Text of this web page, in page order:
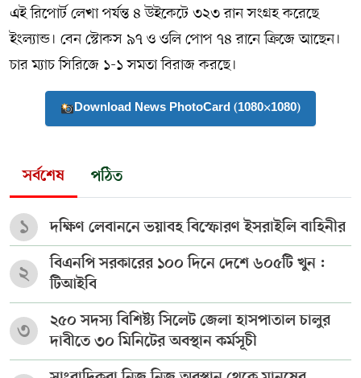
এই রিপোর্ট লেখা পর্যন্ত ৪ উইকেটে ৩২৩ রান সংগ্রহ করেছে
ইংল্যান্ড। বেন স্টোকস ৯৭ ও ওলি পোপ ৭৪ রানে ক্রিজে আছেন।
চার ম্যাচ সিরিজে ১-১ সমতা বিরাজ করছে।
Download News PhotoCard (1080×1080)
সর্বশেষ পঠিত
১ দক্ষিণ লেবাননে ভয়াবহ বিস্ফোরণ ইসরাইলি বাহিনীর
২
বিএনপি সরকারের ১০০ দিনে দেশে ৬০৫টি খুন :
টিআইবি
৩
২৫০ সদস্য বিশিষ্ট্য সিলেট জেলা হাসপাতাল চালুর
দাবীতে ৩০ মিনিটের অবস্থান কর্মসূচী